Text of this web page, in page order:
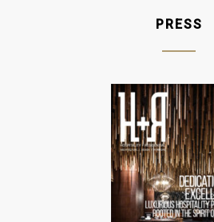
Raw
PRESS